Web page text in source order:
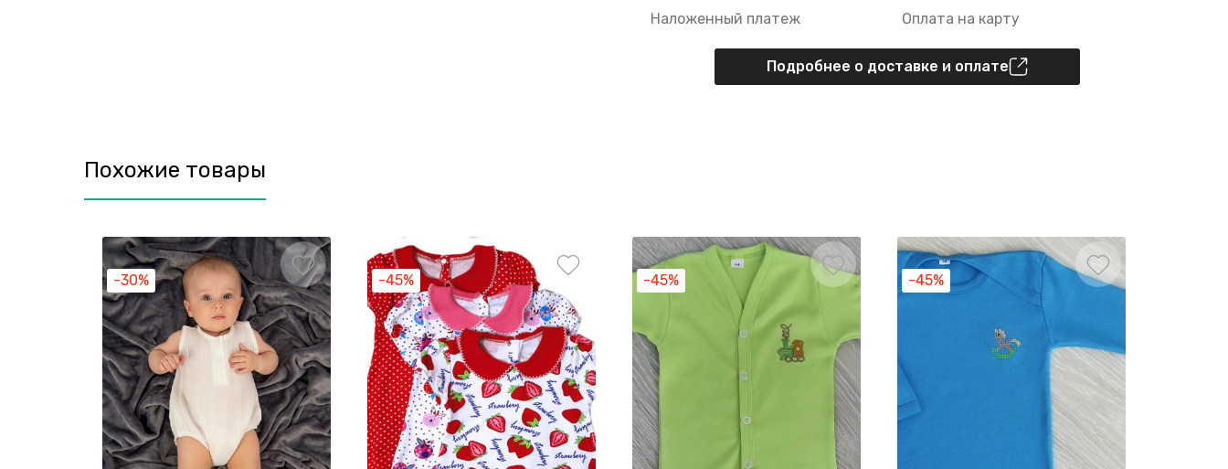
Наложенный платеж Оплата на карту
Подробнее о доставке и оплате
Похожие товары
-30% -45% -45% -45%